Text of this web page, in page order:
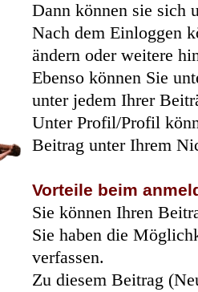
Dann können sie sich
Nach dem Einloggen
ändern oder weitere
Ebenso können Sie
unter jedem Ihrer
Unter Profil/Profil
Beitrag unter Ihrem
Vorteile beim
Sie können Ihren
Sie haben die
verfassen.
Zu diesem Beitrag